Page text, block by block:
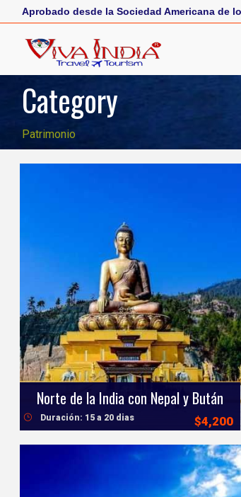
Aprobado desde la Sociedad Americana de
Category
Patrimonio
Norte de la India con Nepal y Bután
$4,200
Duración: 15 a 20 dias